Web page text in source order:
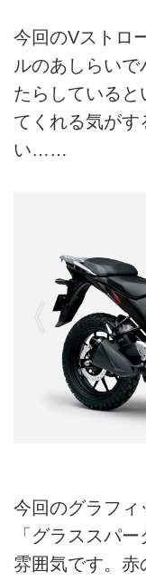
今回のVストロ
ルのあしらい
たらしている
てくれる気が
い……
今回のグラフィ
「グラススパ
雰囲気です。赤